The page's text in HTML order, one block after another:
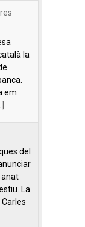
la
em
del
anat
La